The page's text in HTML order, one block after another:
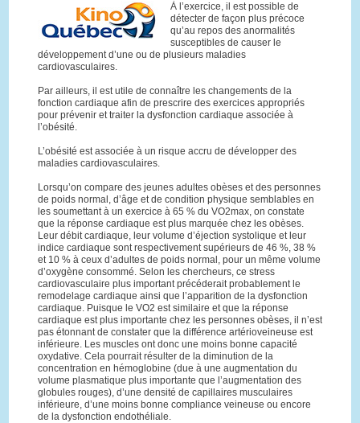
À l’exercice, il est possible de
détecter de façon plus précoce
qu’au repos des anormalités
susceptibles de causer le
développement d’une ou de plusieurs maladies
cardiovasculaires.
Par ailleurs, il est utile de connaître les changements de la
fonction cardiaque afin de prescrire des exercices appropriés
pour prévenir et traiter la dysfonction cardiaque associée à
l’obésité.
L’obésité est associée à un risque accru de développer des
maladies cardiovasculaires.
Lorsqu’on compare des jeunes adultes obèses et des personnes
de poids normal, d’âge et de condition physique semblables en
les soumettant à un exercice à 65 % du VO2max, on constate
que la réponse cardiaque est plus marquée chez les obèses.
Leur débit cardiaque, leur volume d’éjection systolique et leur
indice cardiaque sont respectivement supérieurs de 46 %, 38 %
et 10 % à ceux d’adultes de poids normal, pour un même volume
d’oxygène consommé. Selon les chercheurs, ce stress
cardiovasculaire plus important précéderait probablement le
remodelage cardiaque ainsi que l’apparition de la dysfonction
cardiaque. Puisque le VO2 est similaire et que la réponse
cardiaque est plus importante chez les personnes obèses, il n’est
pas étonnant de constater que la différence artérioveineuse est
inférieure. Les muscles ont donc une moins bonne capacité
oxydative. Cela pourrait résulter de la diminution de la
concentration en hémoglobine (due à une augmentation du
volume plasmatique plus importante que l’augmentation des
globules rouges), d’une densité de capillaires musculaires
inférieure, d’une moins bonne compliance veineuse ou encore
de la dysfonction endothéliale.